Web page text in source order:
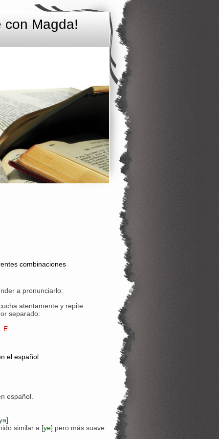
con Magda!
combinaciones
a pronunciarlo:
atentamente y repite.
separado:
el español
español.
].
similar a [ye] pero más suave.